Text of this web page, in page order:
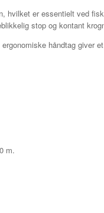
er essentielt ved
stop og kontant
håndtag giver
m.